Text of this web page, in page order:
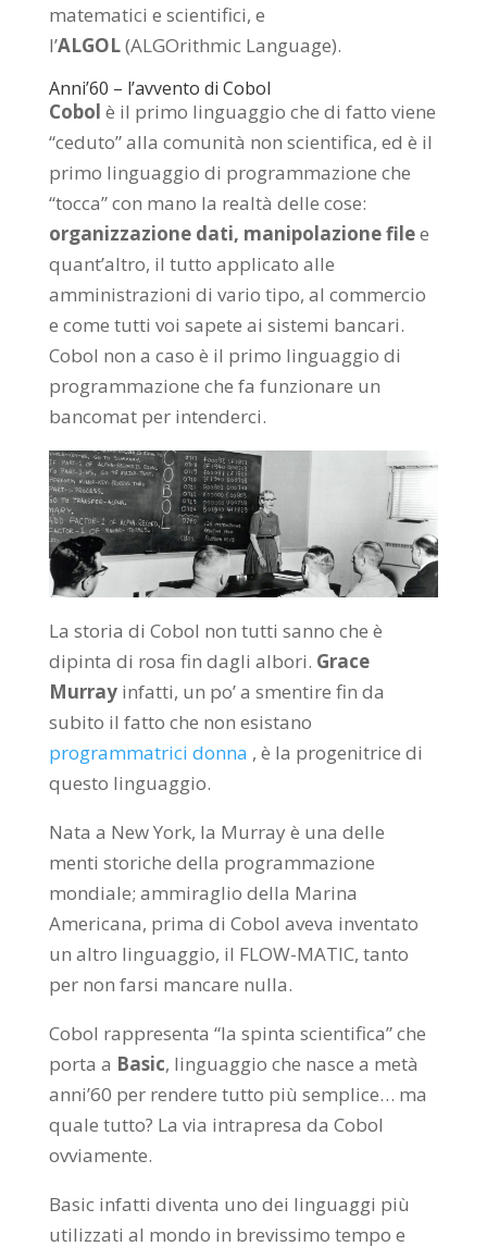
matematici e scientifici, e
l’ALGOL(ALGOrithmic Language).
Anni’60 – l’avvento di Cobol
Cobol è il primo linguaggio che di fatto viene
“ceduto” alla comunità non scientifica, ed è il
primo linguaggio di programmazione che
“tocca” con mano la realtà delle cose:
organizzazione dati, manipolazione filee
quant’altro, il tutto applicato alle
amministrazioni di vario tipo, al commercio
e come tutti voi sapete ai sistemi bancari.
Cobol non a caso è il primo linguaggio di
programmazione che fa funzionare un
bancomat per intenderci.
La storia di Cobol non tutti sanno che è
dipinta di rosa fin dagli albori. Grace
Murray infatti, un po’ a smentire fin da
subito il fatto che non esistano
programmatrici donna , è la progenitrice di
questo linguaggio.
Nata a New York, la Murray è una delle
menti storiche della programmazione
mondiale; ammiraglio della Marina
Americana, prima di Cobol aveva inventato
un altro linguaggio, il FLOW-MATIC, tanto
per non farsi mancare nulla.
Cobol rappresenta “la spinta scientifica” che
porta a Basic, linguaggio che nasce a metà
anni’60 per rendere tutto più semplice… ma
quale tutto? La via intrapresa da Cobol
ovviamente.
Basic infatti diventa uno dei linguaggi più
utilizzati al mondo in brevissimo tempo e